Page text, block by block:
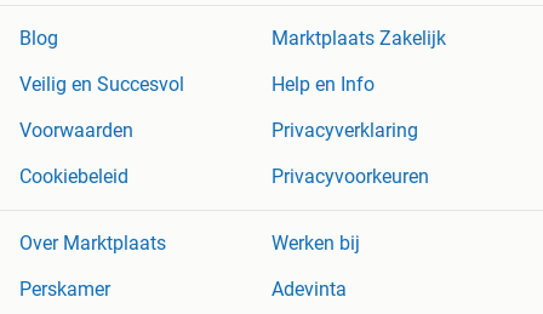
Blog
Marktplaats Zakelijk
Veilig en Succesvol
Help en Info
Voorwaarden
Privacyverklaring
Cookiebeleid
Privacyvoorkeuren
Over Marktplaats
Werken bij
Perskamer
Adevinta